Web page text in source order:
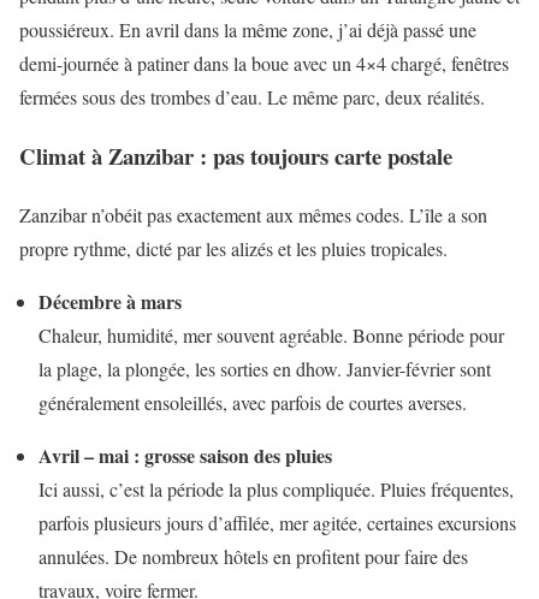
poussiéreux. En avril dans la même zone, j’ai déjà passé une
demi-journée à patiner dans la boue avec un 4×4 chargé, fenêtres
fermées sous des trombes d’eau. Le même parc, deux réalités.
Climat à Zanzibar : pas toujours carte postale
Zanzibar n’obéit pas exactement aux mêmes codes. L’île a son
propre rythme, dicté par les alizés et les pluies tropicales.
Décembre à mars
Chaleur, humidité, mer souvent agréable. Bonne période pour
la plage, la plongée, les sorties en dhow. Janvier-février sont
généralement ensoleillés, avec parfois de courtes averses.
Avril – mai : grosse saison des pluies
Ici aussi, c’est la période la plus compliquée. Pluies fréquentes,
parfois plusieurs jours d’affilée, mer agitée, certaines excursions
annulées. De nombreux hôtels en profitent pour faire des
travaux, voire fermer.